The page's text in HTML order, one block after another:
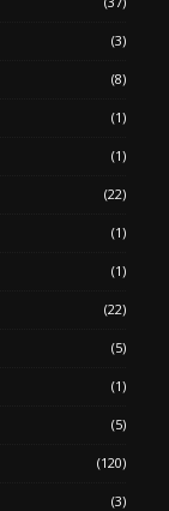
(3)
(8)
(1)
(1)
(22)
(1)
(1)
(22)
(5)
(1)
(5)
(120)
(3)